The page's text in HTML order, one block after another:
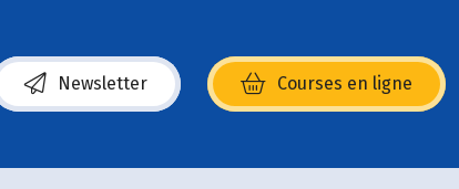
Newsletter Courses en ligne
dans une nouvelle fenêtre)